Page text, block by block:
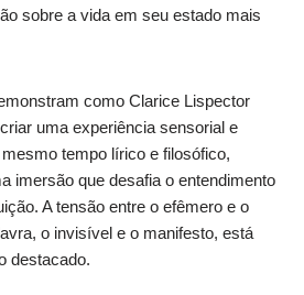
sobre a vida em seu estado mais
como Clarice Lispector
uma experiência sensorial e
tempo lírico e filosófico,
imersão que desafia o entendimento
A tensão entre o efêmero e o
o invisível e o manifesto, está
destacado.